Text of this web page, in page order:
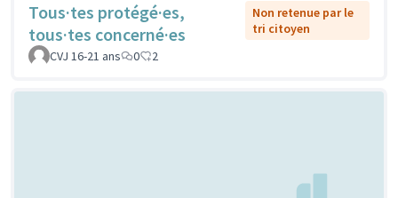
Tous·tes protégé·es,
tous·tes concerné·es
Non retenue par le
tri citoyen
CVJ 16-21 ans
0 2